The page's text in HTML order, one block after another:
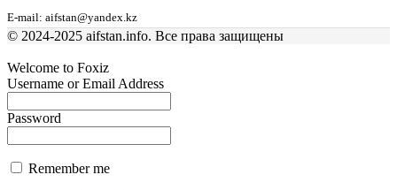
E-mail: aifstan@yandex.kz
© 2024-2025 aifstan.info. Все права защищены
Welcome to Foxiz
Username or Email Address
Password
Remember me